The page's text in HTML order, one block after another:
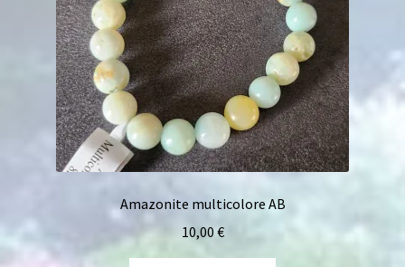
Amazonite multicolore AB
10,00 €